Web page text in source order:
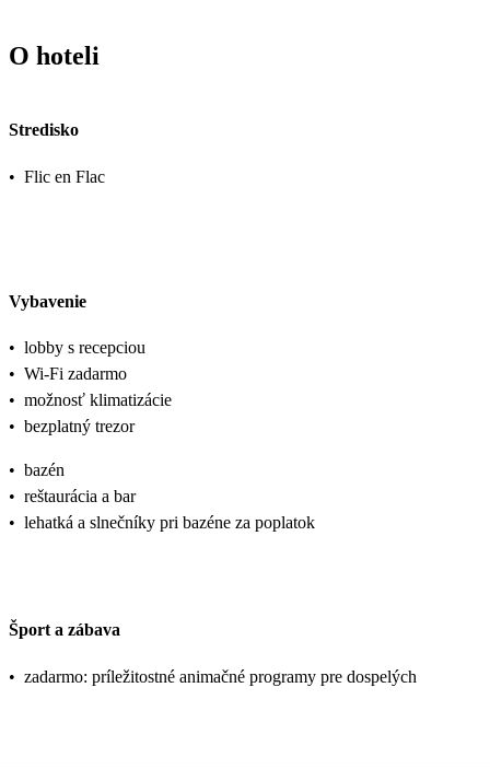
O hoteli
Stredisko
• Flic en Flac
Vybavenie
• lobby s recepciou
• Wi-Fi zadarmo
• možnosť klimatizácie
• bezplatný trezor
• bazén
• reštaurácia a bar
• lehatká a slnečníky pri bazéne za poplatok
Šport a zábava
• zadarmo: príležitostné animačné programy pre dospelých